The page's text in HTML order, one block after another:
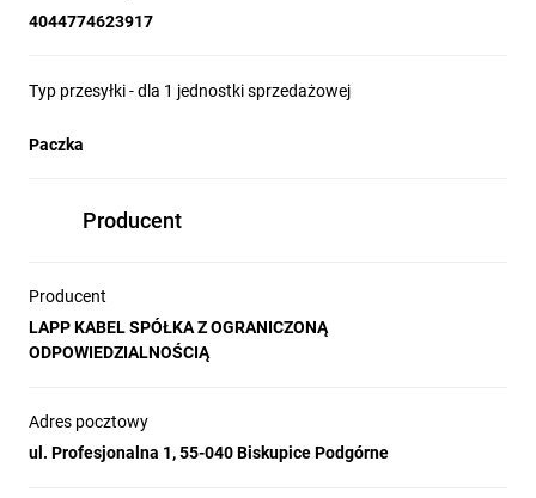
4044774623917
Typ przesyłki - dla 1 jednostki sprzedażowej
Paczka
Producent
Producent
LAPP KABEL SPÓŁKA Z OGRANICZONĄ
ODPOWIEDZIALNOŚCIĄ
Adres pocztowy
ul. Profesjonalna 1, 55-040 Biskupice Podgórne